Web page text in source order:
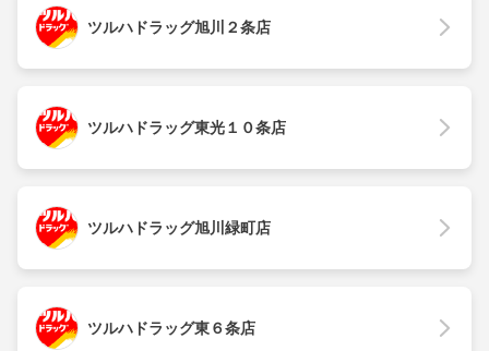
ツルハドラッグ旭川２条店
ツルハドラッグ東光１０条店
ツルハドラッグ旭川緑町店
ツルハドラッグ東６条店